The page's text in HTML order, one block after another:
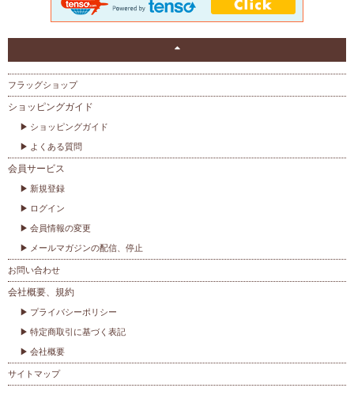
フラッグショップ
ショッピングガイド
ショッピングガイド
よくある質問
会員サービス
新規登録
ログイン
会員情報の変更
メールマガジンの配信、停止
お問い合わせ
会社概要、規約
プライバシーポリシー
特定商取引に基づく表記
会社概要
サイトマップ